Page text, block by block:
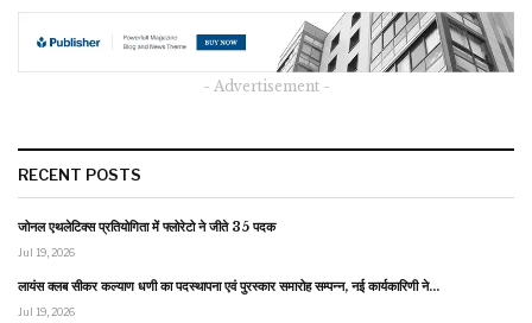
- Advertisement -
RECENT POSTS
जोनल एथलेटिक्स प्रतियोगिता में फ्लोरेटो ने जीते 35 पदक
Jul 19, 2026
लायंस क्लब सीकर कल्याण धणी का पदस्थापना एवं पुरस्कार समारोह सम्पन्न, नई कार्यकारिणी ने…
Jul 19, 2026